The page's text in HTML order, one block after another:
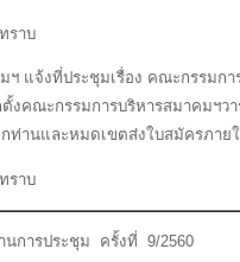
ราบ
ฯ แจ้งที่ประชุมเรื่อง คณะกรรมก
ตั้งคณะกรรมการบริหารสมาคมฯว
ท่านและหมดเขตส่งใบสมัครภาย
ราบ
ารประชุม ครั้งที่ 9/2560